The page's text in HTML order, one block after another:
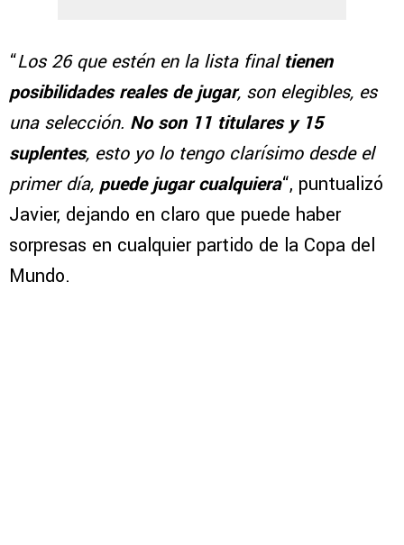
“Los 26 que estén en la lista final tienen
posibilidades reales de jugar, son elegibles, es
una selección. No son 11 titulares y 15
suplentes, esto yo lo tengo clarísimo desde el
primer día, puede jugar cualquiera“, puntualizó
Javier, dejando en claro que puede haber
sorpresas en cualquier partido de la Copa del
Mundo.